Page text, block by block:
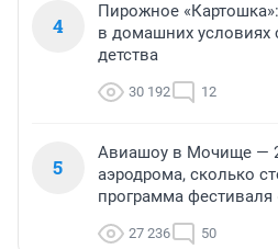
4
Пирожное
в домашних
детства
30 192 12
5
Авиашоу в Мочище —
аэродрома, сколько
программа фестиваля
27 236 50